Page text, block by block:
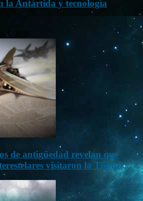
la Antártida y tecnología
1, 2020
de antigüedad revelan que
visitaron la Tierra